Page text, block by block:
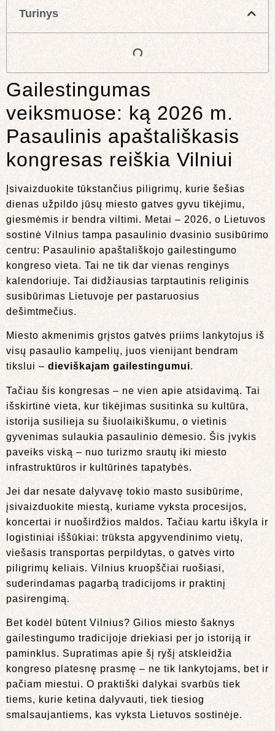
Turinys
Gailestingumas
veiksmuose: ką 2026 m.
Pasaulinis apaštališkasis
kongresas reiškia Vilniui
Įsivaizduokite tūkstančius piligrimų, kurie šešias
dienas užpildo jūsų miesto gatves gyvu tikėjimu,
giesmėmis ir bendra viltimi. Metai – 2026, o Lietuvos
sostinė Vilnius tampa pasaulinio dvasinio susibūrimo
centru: Pasaulinio apaštališkojo gailestingumo
kongreso vieta. Tai ne tik dar vienas renginys
kalendoriuje. Tai didžiausias tarptautinis religinis
susibūrimas Lietuvoje per pastaruosius
dešimtmečius.
Miesto akmenimis grįstos gatvės priims lankytojus iš
visų pasaulio kampelių, juos vienijant bendram
tikslui – dieviškajam gailestingumui.
Tačiau šis kongresas – ne vien apie atsidavimą. Tai
išskirtinė vieta, kur tikėjimas susitinka su kultūra,
istorija susilieja su šiuolaikiškumu, o vietinis
gyvenimas sulaukia pasaulinio dėmesio. Šis įvykis
paveiks viską – nuo turizmo srautų iki miesto
infrastruktūros ir kultūrinės tapatybės.
Jei dar nesate dalyvavę tokio masto susibūrime,
įsivaizduokite miestą, kuriame vyksta procesijos,
koncertai ir nuoširdžios maldos. Tačiau kartu iškyla ir
logistiniai iššūkiai: trūksta apgyvendinimo vietų,
viešasis transportas perpildytas, o gatvės virto
piligrimų keliais. Vilnius kruopščiai ruošiasi,
suderindamas pagarbą tradicijoms ir praktinį
pasirengimą.
Bet kodėl būtent Vilnius? Gilios miesto šaknys
gailestingumo tradicijoje driekiasi per jo istoriją ir
paminklus. Supratimas apie šį ryšį atskleidžia
kongreso platesnę prasmę – ne tik lankytojams, bet ir
pačiam miestui. O praktiški dalykai svarbūs tiek
tiems, kurie ketina dalyvauti, tiek tiesiog
smalsaujantiems, kas vyksta Lietuvos sostinėje.